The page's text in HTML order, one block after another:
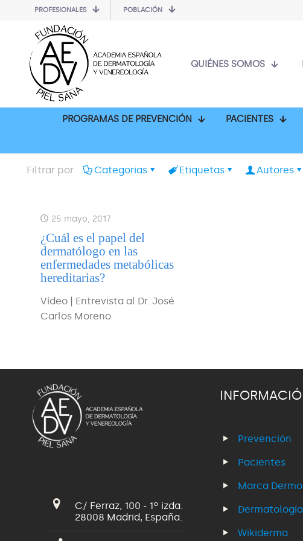
PROFESIONALES POBLACIÓN
QUIÉNES SOMOS
PROGRAMAS DE PREVENCIÓN PACIENTES
Filtrar por Categorias Etiquetas Autores
25 mayo, 2017
¿Cuál es el papel del
dermatólogo en las
enfermedades metabólicas
hereditarias?
Vídeo | Entrevista al Dr. José
Carlos Moreno
C/ Ferraz, 100 - 1º izda.
28008 Madrid, España.
Prevención
Pacientes
Marca
Wikiderma